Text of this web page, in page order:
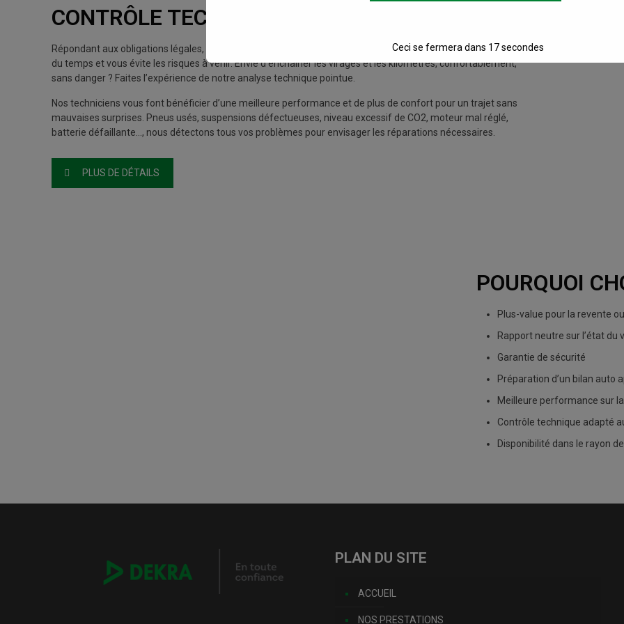
CONTRÔLE TECHNIQUE CARCASSONNE
Répondant aux obligations légales, le contrôle technique Carcassonne que nous proposons vous fait gagner
du temps et vous évite les risques à venir. Envie d’enchaîner les virages et les kilomètres, confortablement,
sans danger ? Faites l’expérience de notre analyse technique pointue.
Nos techniciens vous font bénéficier d’une meilleure performance et de plus de confort pour un trajet sans
mauvaises surprises. Pneus usés, suspensions défectueuses, niveau excessif de CO2, moteur mal réglé,
batterie défaillante…, nous détectons tous vos problèmes pour envisager les réparations nécessaires.
PLUS DE DÉTAILS
POURQUOI
Plus-value pour la revente
Rapport neutre sur l’état du
Garantie de sécurité
Préparation d’un bilan auto
Meilleure performance sur
Contrôle technique adapté
Disponibilité dans le rayon
PLAN DU SITE
ACCUEIL
NOS PRESTATIONS
Ceci se fermera dans 16secondes